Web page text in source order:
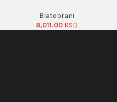
Blatobrani
8,011.00